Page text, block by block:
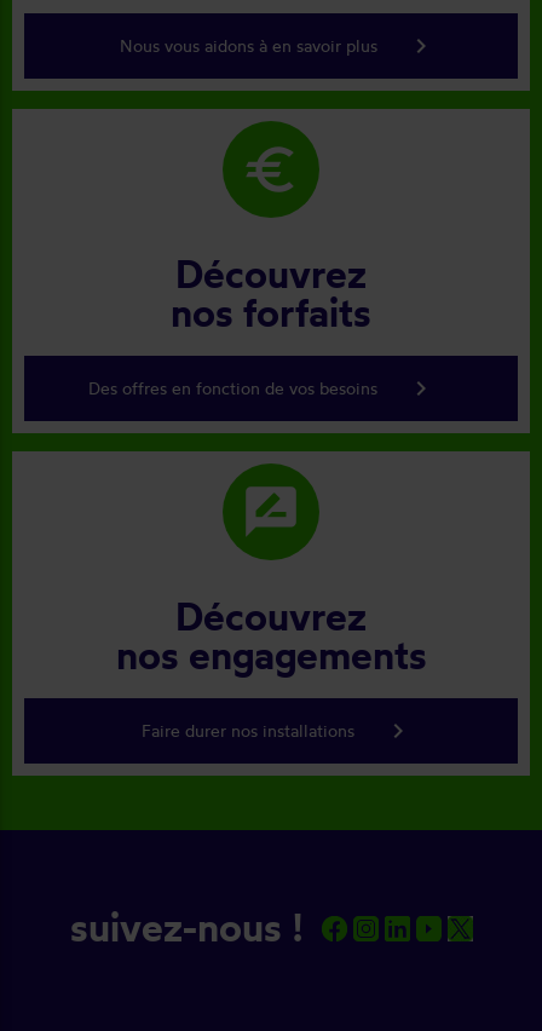
Nous vous aidons à en savoir plus keyboard_arrow_right
euro
Découvrez
nos forfaits
Des offres en fonction de vos besoins keyboard_arrow_right
rate_review
Découvrez
nos engagements
Faire durer nos installations keyboard_arrow_right
suivez-nous !